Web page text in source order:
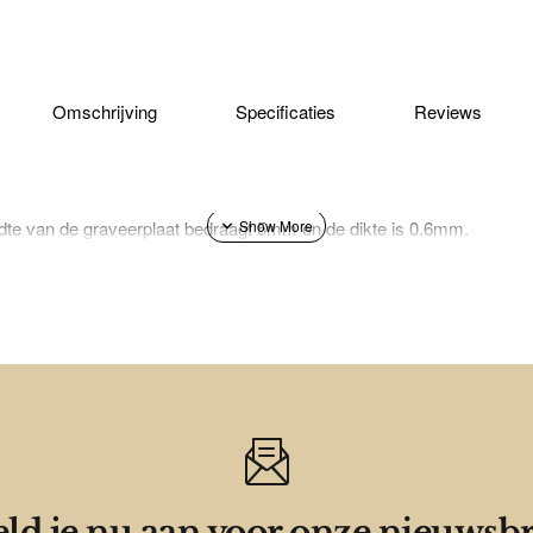
Omschrijving Specificaties Reviews
van de graveerplaat bedraagt 5mm en de dikte is 0.6mm.